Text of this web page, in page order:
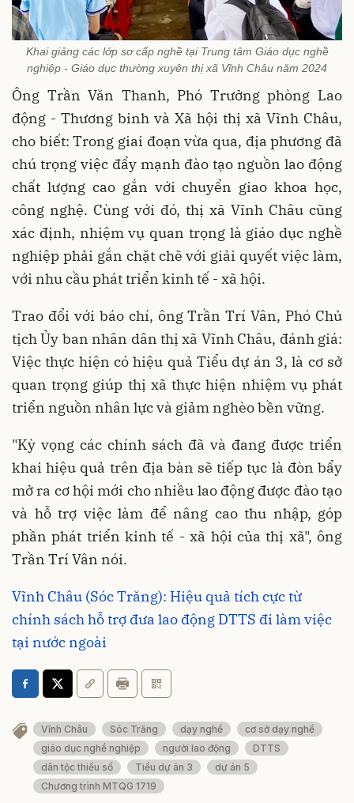
Khai giảng các lớp sơ cấp nghề tại Trung tâm Giáo dục nghề
nghiệp - Giáo dục thường xuyên thị xã Vĩnh Châu năm 2024
Ông Trần Văn Thanh, Phó Trưởng phòng Lao
động - Thương binh và Xã hội thị xã Vĩnh Châu,
cho biết: Trong giai đoạn vừa qua, địa phương đã
chú trọng việc đẩy mạnh đào tạo nguồn lao động
chất lượng cao gắn với chuyển giao khoa học,
công nghệ. Cùng với đó, thị xã Vĩnh Châu cũng
xác định, nhiệm vụ quan trọng là giáo dục nghề
nghiệp phải gắn chặt chẽ với giải quyết việc làm,
với nhu cầu phát triển kinh tế - xã hội.
Trao đổi với báo chí, ông Trần Trí Vân, Phó Chủ
tịch Ủy ban nhân dân thị xã Vĩnh Châu, đánh giá:
Việc thực hiện có hiệu quả Tiểu dự án 3, là cơ sở
quan trọng giúp thị xã thực hiện nhiệm vụ phát
triển nguồn nhân lực và giảm nghèo bền vững.
"Kỳ vọng các chính sách đã và đang được triển
khai hiệu quả trên địa bàn sẽ tiếp tục là đòn bẩy
mở ra cơ hội mới cho nhiều lao động được đào tạo
và hỗ trợ việc làm để nâng cao thu nhập, góp
phần phát triển kinh tế - xã hội của thị xã", ông
Trần Trí Vân nói.
Vĩnh Châu (Sóc Trăng): Hiệu quả tích cực từ
chính sách hỗ trợ đưa lao động DTTS đi làm việc
tại nước ngoài
Vĩnh Châu Sóc Trăng dạy nghề
cơ sở dạy nghề
giáo dục nghề nghiệp
người lao động
DTTS
dân tộc thiểu số
Tiểu dự án 3
dự án 5
Chương trình MTQG 1719